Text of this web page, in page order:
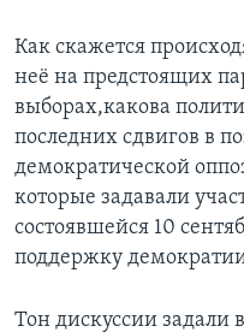
Как скажется
неё на предстоящих
выборах,какова
последних сдвигов в
демократической
которые задавали
состоявшейся 10
поддержку
Тон дискуссии